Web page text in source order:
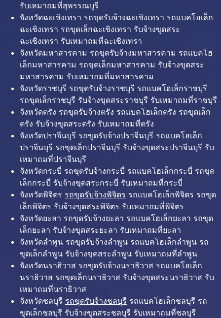
รับเหมาถมที่สุพรรณบุรี
จังหวัดฉะเชิงเทรา รถขุดรับจ้างฉะเชิงเทรา รถแบคโฮเล็ก
ฉะเชิงเทรา รถขุดเล็กฉะเชิงเทรา รับจ้างขุดสระ
ฉะเชิงเทรา รับเหมาถมที่ฉะเชิงเทรา
จังหวัดมหาสารคาม รถขุดรับจ้างมหาสารคาม รถแบคโฮ
เล็กมหาสารคาม รถขุดเล็กมหาสารคาม รับจ้างขุดสระ
มหาสารคาม รับเหมาถมที่มหาสารคาม
จังหวัดราชบุรี รถขุดรับจ้างราชบุรี รถแบคโฮเล็กราชบุรี
รถขุดเล็กราชบุรี รับจ้างขุดสระราชบุรี รับเหมาถมที่ราชบุรี
จังหวัดตรัง รถขุดรับจ้างตรัง รถแบคโฮเล็กตรัง รถขุดเล็ก
ตรัง รับจ้างขุดสระตรัง รับเหมาถมที่ตรัง
จังหวัดปราจีนบุรี รถขุดรับจ้างปราจีนบุรี รถแบคโฮเล็ก
ปราจีนบุรี รถขุดเล็กปราจีนบุรี รับจ้างขุดสระปราจีนบุรี รับ
เหมาถมที่ปราจีนบุรี
จังหวัดกระบี่ รถขุดรับจ้างกระบี่ รถแบคโฮเล็กกระบี่ รถขุด
เล็กกระบี่ รับจ้างขุดสระกระบี่ รับเหมาถมที่กระบี่
จังหวัดพิจิตร รถขุดรับจ้างพิจิตร รถแบคโฮเล็กพิจิตร รถขุด
เล็กพิจิตร รับจ้างขุดสระพิจิตร รับเหมาถมที่พิจิตร
จังหวัดยะลา รถขุดรับจ้างยะลา รถแบคโฮเล็กยะลา รถขุด
เล็กยะลา รับจ้างขุดสระยะลา รับเหมาถมที่ยะลา
จังหวัดลำพูน รถขุดรับจ้างลำพูน รถแบคโฮเล็กลำพูน รถ
ขุดเล็กลำพูน รับจ้างขุดสระลำพูน รับเหมาถมที่ลำพูน
จังหวัดนราธิวาส รถขุดรับจ้างนราธิวาส รถแบคโฮเล็ก
นราธิวาส รถขุดเล็กนราธิวาส รับจ้างขุดสระนราธิวาส รับ
เหมาถมที่นราธิวาส
จังหวัดชลบุรี รถขุดรับจ้างชลบุรี รถแบคโฮเล็กชลบุรี รถ
ขุดเล็กชลบุรี รับจ้างขุดสระชลบุรี รับเหมาถมที่ชลบุรี